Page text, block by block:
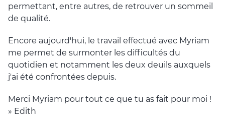
permettant, entre autres, de retrouver un sommeil
de qualité.
Encore aujourd'hui, le travail effectué avec Myriam
me permet de surmonter les difficultés du
quotidien et notamment les deux deuils auxquels
j'ai été confrontées depuis.
Merci Myriam pour tout ce que tu as fait pour moi !
» Edith